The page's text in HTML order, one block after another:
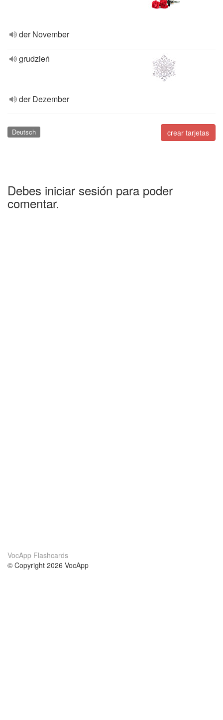
der November
grudzień
der Dezember
crear tarjetas
Deutsch
Debes iniciar sesión para poder
comentar.
VocApp Flashcards
© Copyright 2026 VocApp